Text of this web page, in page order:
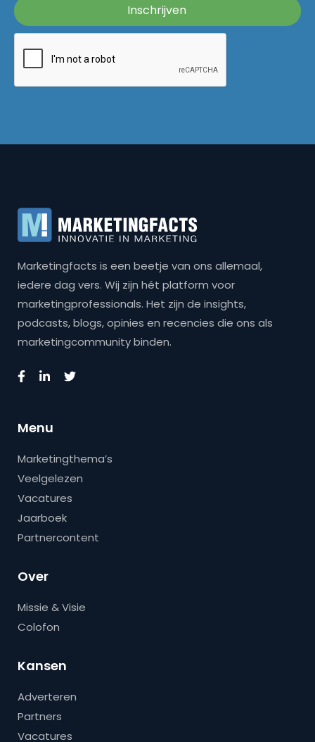
Marketingfacts is een beetje van ons allemaal,
iedere dag vers. Wij zijn hét platform voor
marketingprofessionals. Het zijn de insights,
podcasts, blogs, opinies en recencies die ons als
marketingcommunity binden.
Menu
Marketingthema’s
Veelgelezen
Vacatures
Jaarboek
Partnercontent
Over
Missie & Visie
Colofon
Kansen
Adverteren
Partners
Vacatures